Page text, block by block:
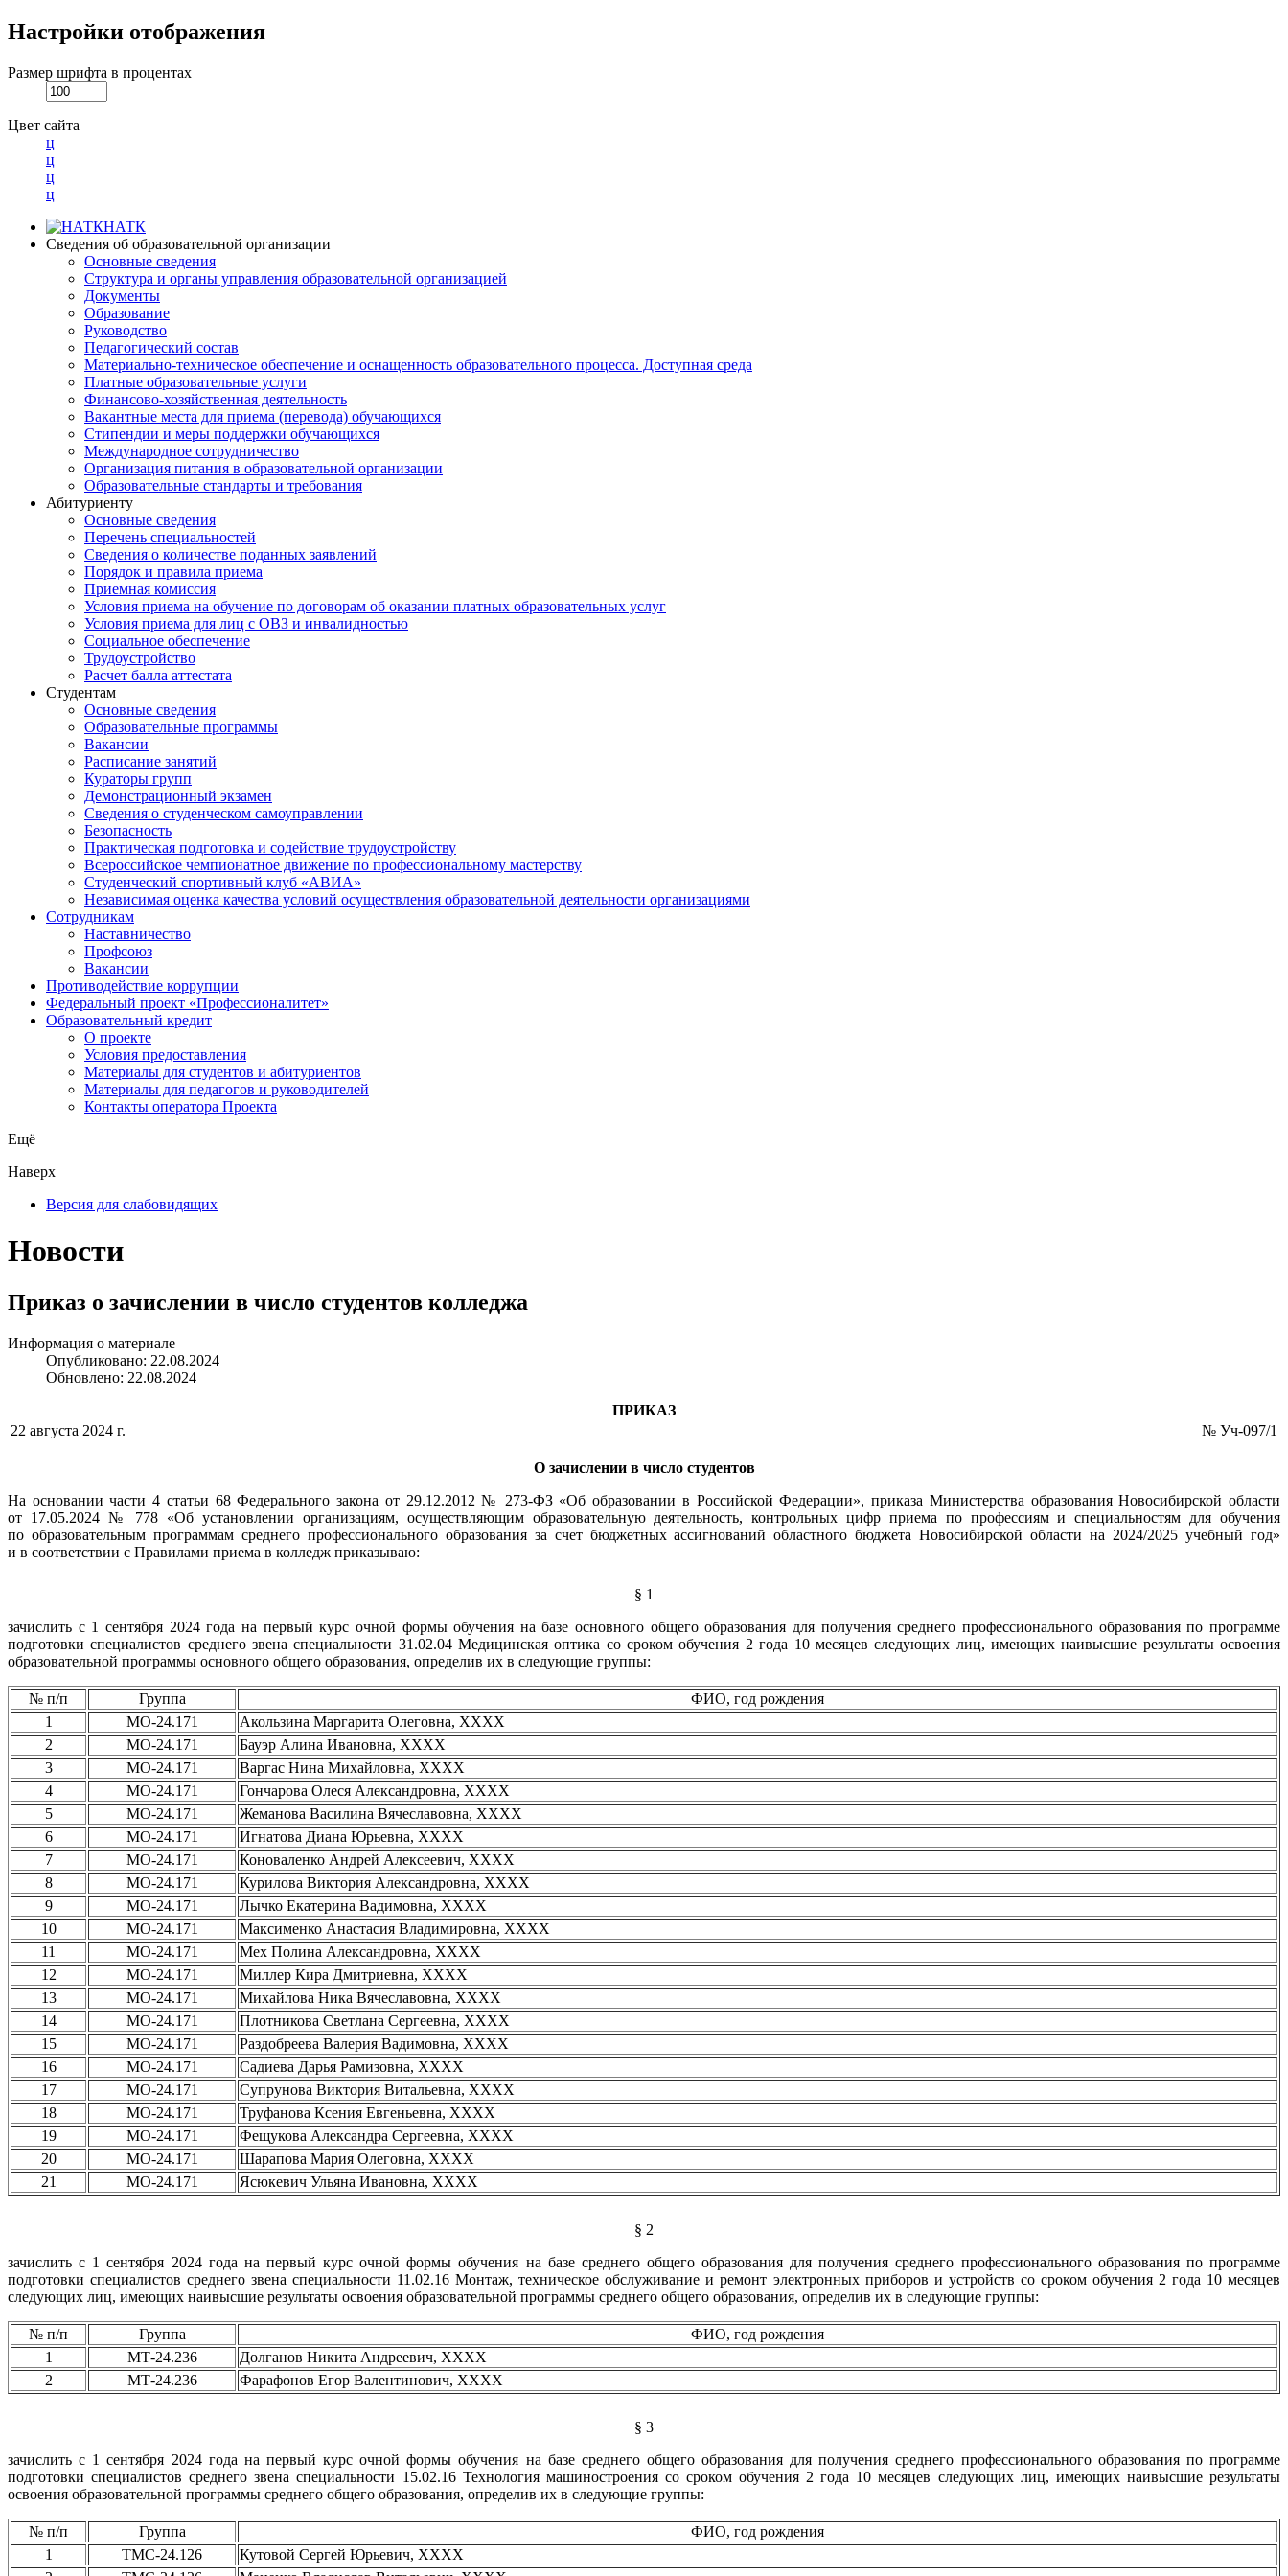
Настройки отображения
Размер шрифта в процентах
Цвет сайта
ц
ц
ц
ц
НАТК
Сведения об образовательной организации
Основные сведения
Структура и органы управления образовательной организацией
Документы
Образование
Руководство
Педагогический состав
Материально-техническое обеспечение и оснащенность образовательного процесса. Доступная среда
Платные образовательные услуги
Финансово-хозяйственная деятельность
Вакантные места для приема (перевода) обучающихся
Стипендии и меры поддержки обучающихся
Международное сотрудничество
Организация питания в образовательной организации
Образовательные стандарты и требования
Абитуриенту
Основные сведения
Перечень специальностей
Cведения о количестве поданных заявлений
Порядок и правила приема
Приемная комиссия
Условия приема на обучение по договорам об оказании платных образовательных услуг
Условия приема для лиц с ОВЗ и инвалидностью
Социальное обеспечение
Трудоустройство
Расчет балла аттестата
Студентам
Основные сведения
Образовательные программы
Вакансии
Расписание занятий
Кураторы групп
Демонстрационный экзамен
Сведения о студенческом самоуправлении
Безопасность
Практическая подготовка и содействие трудоустройству
Всероссийское чемпионатное движение по профессиональному мастерству
Студенческий спортивный клуб «АВИА»
Независимая оценка качества условий осуществления образовательной деятельности организациями
Сотрудникам
Наставничество
Профсоюз
Вакансии
Противодействие коррупции
Федеральный проект «Профессионалитет»
Образовательный кредит
О проекте
Условия предоставления
Материалы для студентов и абитуриентов
Материалы для педагогов и руководителей
Контакты оператора Проекта
Ещё
Наверх
Версия для слабовидящих
Новости
Приказ о зачислении в число студентов колледжа
Информация о материале
Опубликовано: 22.08.2024
Обновлено: 22.08.2024
ПРИКАЗ
22 августа 2024 г.
№ Уч-097/1
О зачислении в число студентов
На основании части 4 статьи 68 Федерального закона от 29.12.2012 № 273-ФЗ «Об образовании в Российской Федерации», приказа Министерства образования Новосибирской области
от 17.05.2024 № 778 «Об установлении организациям, осуществляющим образовательную деятельность, контрольных цифр приема по профессиям и специальностям для обучения
по образовательным программам среднего профессионального образования за счет бюджетных ассигнований областного бюджета Новосибирской области на 2024/2025 учебный год»
и в соответствии с Правилами приема в колледж приказываю:
§ 1
зачислить с 1 сентября 2024 года на первый курс очной формы обучения на базе основного общего образования для получения среднего профессионального образования по программе
подготовки специалистов среднего звена специальности 31.02.04 Медицинская оптика со сроком обучения 2 года 10 месяцев следующих лиц, имеющих наивысшие результаты освоения
образовательной программы основного общего образования, определив их в следующие группы:
№ п/п Группа
ФИО, год рождения
1
МО-24.171
Акользина Маргарита Олеговна, XXXX
2
МО-24.171
Бауэр Алина Ивановна, XXXX
3
МО-24.171
Варгас Нина Михайловна, XXXX
4
МО-24.171
Гончарова Олеся Александровна, XXXX
5
МО-24.171
Жеманова Василина Вячеславовна, XXXX
6
МО-24.171
Игнатова Диана Юрьевна, XXXX
7
МО-24.171
Коноваленко Андрей Алексеевич, XXXX
8
МО-24.171
Курилова Виктория Александровна, XXXX
9
МО-24.171
Лычко Екатерина Вадимовна, XXXX
10
МО-24.171
Максименко Анастасия Владимировна, XXXX
11
МО-24.171
Мех Полина Александровна, XXXX
12
МО-24.171
Миллер Кира Дмитриевна, XXXX
13
МО-24.171
Михайлова Ника Вячеславовна, XXXX
14
МО-24.171
Плотникова Светлана Сергеевна, XXXX
15
МО-24.171
Раздобреева Валерия Вадимовна, XXXX
16
МО-24.171
Садиева Дарья Рамизовна, XXXX
17
МО-24.171
Супрунова Виктория Витальевна, XXXX
18
МО-24.171
Труфанова Ксения Евгеньевна, XXXX
19
МО-24.171
Фещукова Александра Сергеевна, XXXX
20
МО-24.171
Шарапова Мария Олеговна, XXXX
21
МО-24.171 Ясюкевич Ульяна Ивановна, XXXX
§ 2
зачислить с 1 сентября 2024 года на первый курс очной формы обучения на базе среднего общего образования для получения среднего профессионального образования по программе
подготовки специалистов среднего звена специальности 11.02.16 Монтаж, техническое обслуживание и ремонт электронных приборов и устройств со сроком обучения 2 года 10 месяцев
следующих лиц, имеющих наивысшие результаты освоения образовательной программы среднего общего образования, определив их в следующие группы:
№ п/п Группа
ФИО, год рождения
1
МТ-24.236
Долганов Никита Андреевич, XXXX
2
МТ-24.236 Фарафонов Егор Валентинович, XXXX
§ 3
зачислить с 1 сентября 2024 года на первый курс очной формы обучения на базе среднего общего образования для получения среднего профессионального образования по программе
подготовки специалистов среднего звена специальности 15.02.16 Технология машиностроения со сроком обучения 2 года 10 месяцев следующих лиц, имеющих наивысшие результаты
освоения образовательной программы среднего общего образования, определив их в следующие группы:
№ п/п Группа
ФИО, год рождения
1
ТМС-24.126
Кутовой Сергей Юрьевич, XXXX